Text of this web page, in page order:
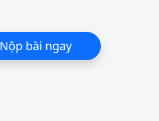
Nộp bài ngay